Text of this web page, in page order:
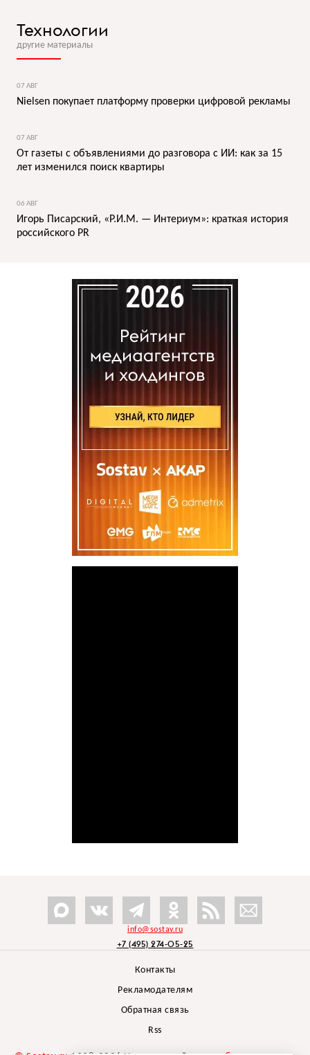
Технологии
другие материалы
07 АВГ
Nielsen покупает платформу проверки цифровой рекламы
07 АВГ
От газеты с объявлениями до разговора с ИИ: как за 15
лет изменился поиск квартиры
06 АВГ
Игорь Писарский, «Р.И.М. — Интериум»: краткая история
российского PR
info@sostav.ru
+7 (495) 274-05-25
Контакты
Рекламодателям
Обратная связь
Rss